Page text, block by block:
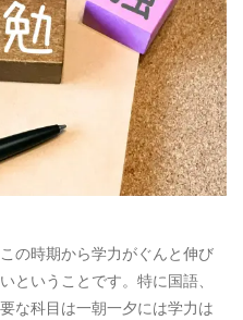
の時期から学力がぐんと伸び
ということです。特に国語、
な科目は一朝一夕には学力は